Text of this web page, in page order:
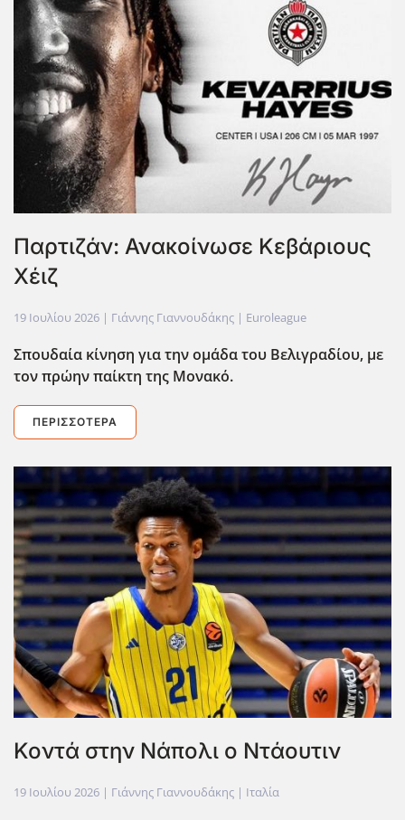
Παρτιζάν: Ανακοίνωσε Κεβάριους
Χέιζ
19 Ιουλίου 2026 | Γιάννης Γιαννουδάκης | Euroleague
Σπουδαία κίνηση για την ομάδα του Βελιγραδίου, με
τον πρώην παίκτη της Μονακό.
ΠΕΡΙΣΣΌΤΕΡΑ
Κοντά στην Νάπολι ο Ντάουτιν
19 Ιουλίου 2026 | Γιάννης Γιαννουδάκης | Ιταλία